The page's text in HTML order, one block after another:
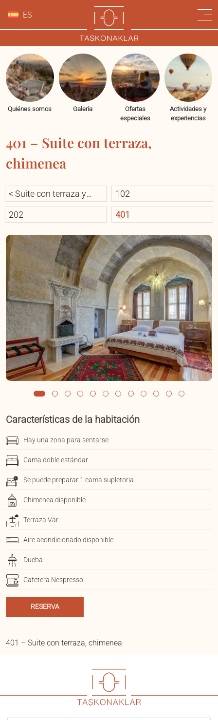
ES
Quiénes somos Galería
Ofertas
especiales
Actividades y
experiencias
401 – Suite con terraza,
chimenea
< Suite con terraza y
chimenea
102
202 401
Características de la habitación
Hay una zona para sentarse.
Cama doble estándar
Se puede preparar 1 cama supletoria
Chimenea disponible
Terraza Var
Aire acondicionado disponible
Ducha
Cafetera Nespresso
RESERVA
401 – Suite con terraza, chimenea